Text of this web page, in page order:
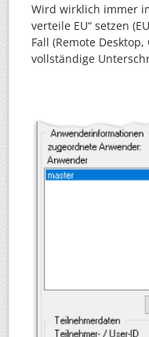
Wird wirklich immer
verteile EU“ setzen
Fall (Remote
vollständige